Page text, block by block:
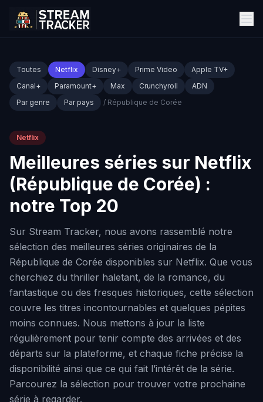
Toutes Netflix Disney+ Prime Video
Apple TV+
Canal+
Paramount+ Max Crunchyroll
ADN
Par genre
Par pays / République de Corée
Netflix
Meilleures séries sur Netflix
(République de Corée) :
notre Top 20
Sur Stream Tracker, nous avons rassemblé notre
sélection des meilleures séries originaires de la
République de Corée disponibles sur Netflix. Que vous
cherchiez du thriller haletant, de la romance, du
fantastique ou des fresques historiques, cette sélection
couvre les titres incontournables et quelques pépites
moins connues. Nous mettons à jour la liste
régulièrement pour tenir compte des arrivées et des
départs sur la plateforme, et chaque fiche précise la
disponibilité ainsi que ce qui fait l’intérêt de la série.
Parcourez la sélection pour trouver votre prochaine
série à regarder.